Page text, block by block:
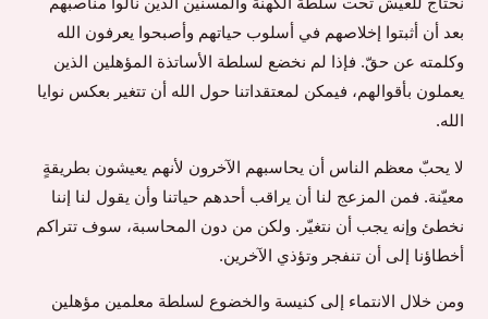
بعد أن أثبتوا إخلاصهم في أسلوب حياتهم وأصبحوا يعرفون الله
وكلمته عن حقّ. فإذا لم نخضع لسلطة الأساتذة المؤهلين الذين
يعملون بأقوالهم، فيمكن لمعتقداتنا حول الله أن تتغير بعكس نوايا
الله.
لا يحبّ معظم الناس أن يحاسبهم الآخرون لأنهم يعيشون بطريقةٍ
معيّنة. فمن المزعج لنا أن يراقب أحدهم حياتنا وأن يقول لنا إننا
نخطئ وإنه يجب أن نتغيّر. ولكن من دون المحاسبة، سوف تتراكم
أخطاؤنا إلى أن تنفجر وتؤذي الآخرين.
ومن خلال الانتماء إلى كنيسة والخضوع لسلطة معلمين مؤهلين